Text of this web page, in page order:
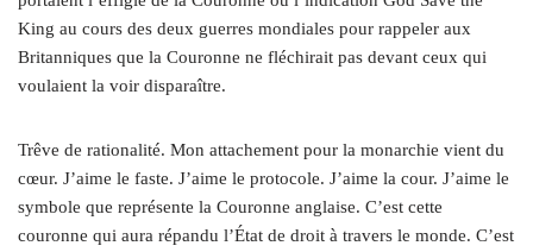
King au cours des deux guerres mondiales pour rappeler aux
Britanniques que la Couronne ne fléchirait pas devant ceux qui
voulaient la voir disparaître.
Trêve de rationalité. Mon attachement pour la monarchie vient du
cœur. J’aime le faste. J’aime le protocole. J’aime la cour. J’aime le
symbole que représente la Couronne anglaise. C’est cette
couronne qui aura répandu l’État de droit à travers le monde. C’est